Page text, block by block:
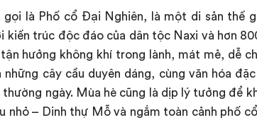
gọi là Phố cổ Đại Nghiên, là một di sản thế
kiến trúc độc đáo của dân tộc Naxi và hơn
hưởng không khí trong lành, mát mẻ, dễ
cây cầu duyên dáng, cùng văn hóa
ngày. Mùa hè cũng là dịp lý tưởng để
nhỏ – Dinh thự Mỗ và ngắm toàn cảnh phố